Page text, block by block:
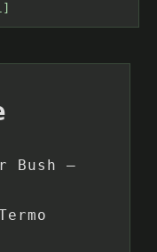
Bush –